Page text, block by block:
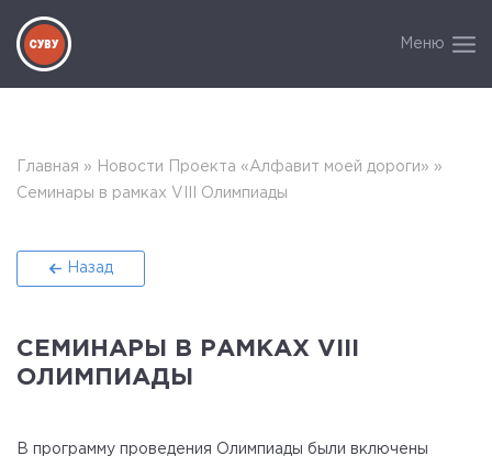
Меню
Главная » Новости Проекта «Алфавит моей дороги» »
Семинары в рамках VIII Олимпиады
Назад
СЕМИНАРЫ В РАМКАХ VIII
ОЛИМПИАДЫ
В программу проведения Олимпиады были включены